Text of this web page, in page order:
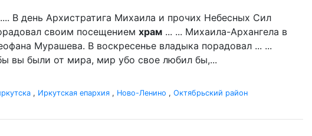
В день Архистратига Михаила и прочих Небесных Сил
своим посещением храм ... ... Михаила-Архангела в
Мурашева. В воскресенье владыка порадовал ... ...
вы были от мира, мир убо свое любил бы,...
, Иркутская епархия , Ново-Ленино , Октябрьский район